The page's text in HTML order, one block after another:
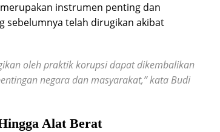
instrumen penting dan
sebelumnya telah dirugikan akibat
oleh praktik korupsi dapat dikembalikan
negara dan masyarakat,” kata Budi
Alat Berat